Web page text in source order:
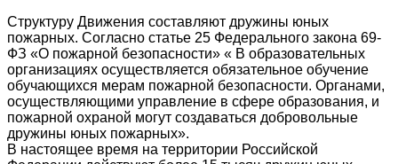
Структуру Движения составляют дружины юных
пожарных. Согласно статье 25 Федерального закона 69-
ФЗ «О пожарной безопасности» « В образовательных
организациях осуществляется обязательное обучение
обучающихся мерам пожарной безопасности. Органами,
осуществляющими управление в сфере образования, и
пожарной охраной могут создаваться добровольные
дружины юных пожарных».
В настоящее время на территории Российской